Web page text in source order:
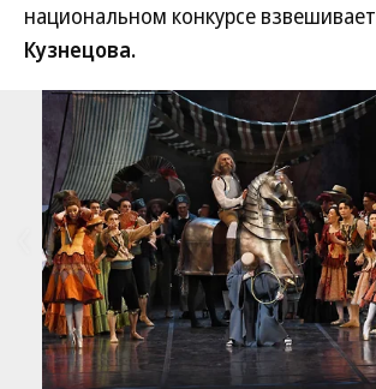
национальном конкурсе взвешивает
Кузнецова.